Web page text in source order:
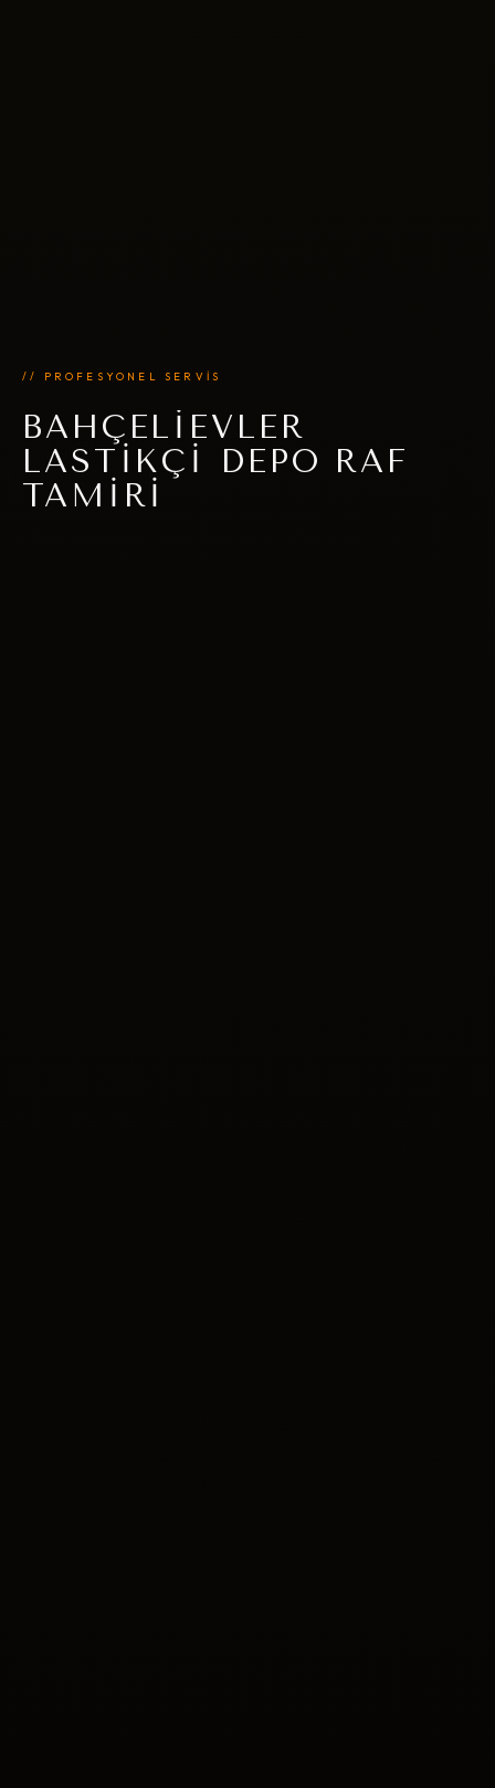
// PROFESYONEL SERVİS
BAHÇELIEVLER
LASTIKÇI DEPO RAF
TAMIRI